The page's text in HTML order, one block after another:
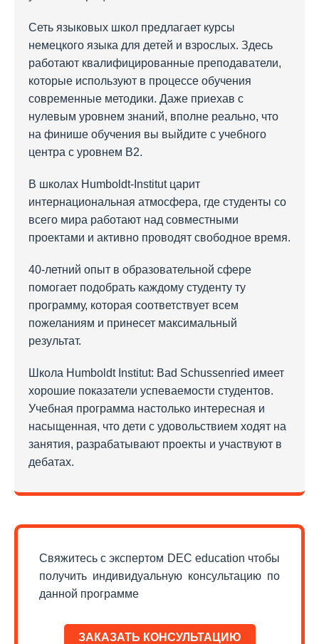
Сеть языковых школ предлагает курсы
немецкого языка для детей и взрослых. Здесь
работают квалифицированные преподаватели,
которые используют в процессе обучения
современные методики. Даже приехав с
нулевым уровнем знаний, вполне реально, что
на финише обучения вы выйдите с учебного
центра с уровнем B2.
В школах Humboldt-Institut царит
интернациональная атмосфера, где студенты со
всего мира работают над совместными
проектами и активно проводят свободное время.
40-летний опыт в образовательной сфере
помогает подобрать каждому студенту ту
программу, которая соответствует всем
пожеланиям и принесет максимальный
результат.
Школа Humboldt Institut: Bad Schussenried имеет
хорошие показатели успеваемости студентов.
Учебная программа настолько интересная и
насыщенная, что дети с удовольствием ходят на
занятия, разрабатывают проекты и участвуют в
дебатах.
Свяжитесь с экспертом DEC education чтобы
получить индивидуальную консультацию по
данной программе
ЗАКАЗАТЬ КОНСУЛЬТАЦИЮ